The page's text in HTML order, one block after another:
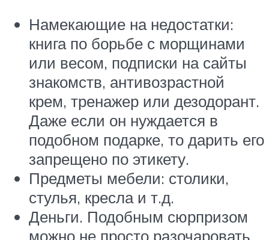
Намекающие на недостатки:
книга по борьбе с морщинами
или весом, подписки на сайты
знакомств, антивозрастной
крем, тренажер или дезодорант.
Даже если он нуждается в
подобном подарке, то дарить его
запрещено по этикету.
Предметы мебели: столики,
стулья, кресла и т.д.
Деньги. Подобным сюрпризом
можно не просто разочаровать